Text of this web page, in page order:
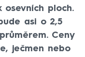
ploch.
asi o 2,5
Ceny
ječmen nebo